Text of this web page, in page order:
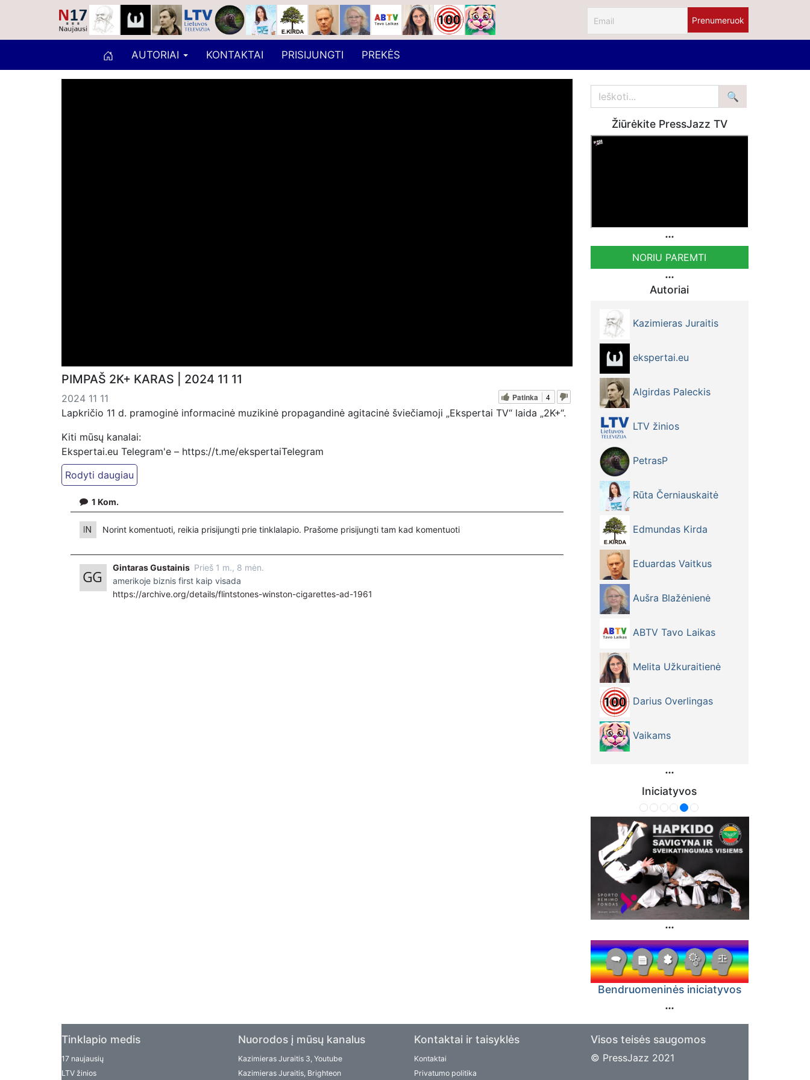
AUTORIAI KONTAKTAI PRISIJUNGTI PREKĖS
PIMPAŠ 2K+ KARAS | 2024 11 11
2024 11 11 Patinka 4
Lapkričio 11 d. pramoginė informacinė muzikinė propagandinė agitacinė šviečiamoji „Ekspertai TV“ laida „2K+“.
Kiti mūsų kanalai:
Ekspertai.eu Telegram'e – https://t.me/ekspertaiTelegram
Dailymotion: https://www.dailymotion.com/ekspertai
https://www.ekspertai.eu
Mūsų veikla galima tik dėka skaitytojų ir žiūrovų, mus paremti galima šiais būdais:
VšĮ „Ekspertai.eu“ per PayPal paspaudę šią nuorodą – https://www.paypal.com/paypalme/Ekspertaieu?
1 Kom.
Norint komentuoti, reikia prisijungti prie tinklalapio. Prašome prisijungti tam kad komentuoti
Gintaras Gustainis Prieš 1 m., 8 mėn.
amerikoje biznis first kaip visada
https://archive.org/details/flintstones-winston-cigarettes-ad-1961
Žiūrėkite PressJazz TV
NORIU PAREMTI
Autoriai
Kazimieras Juraitis
ekspertai.eu
Algirdas Paleckis
LTV žinios
PetrasP
Rūta Černiauskaitė
Edmundas Kirda
Eduardas Vaitkus
Aušra Blažėnienė
ABTV Tavo Laikas
Melita Užkuraitienė
Darius Overlingas
Vaikams
Iniciatyvos
Bendruomeninės iniciatyvos
Tinklapio medis
17 naujausių
LTV žinios
Nuorodos į mūsų kanalus
Kazimieras Juraitis 3, Youtube
Kazimieras Juraitis, Brighteon
Kontaktai ir taisyklės
Kontaktai
Privatumo politika
Visos teisės saugomos
© PressJazz 2021